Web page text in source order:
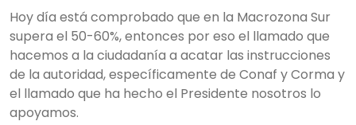
Hoy día está comprobado que en la Macrozona Sur
supera el 50-60%, entonces por eso el llamado que
hacemos a la ciudadanía a acatar las instrucciones
de la autoridad, específicamente de Conaf y Corma y
el llamado que ha hecho el Presidente nosotros lo
apoyamos.